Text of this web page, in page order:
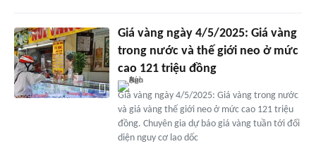
Giá vàng ngày 4/5/2025: Giá vàng
trong nước và thế giới neo ở mức
cao 121 triệu đồng
Giá vàng ngày 4/5/2025: Giá vàng trong nước
và giá vàng thế giới neo ở mức cao 121 triệu
đồng. Chuyên gia dự báo giá vàng tuần tới đối
diện nguy cơ lao dốc